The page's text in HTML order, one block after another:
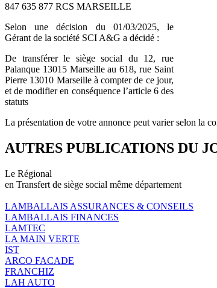
847 635 877 RCS MARSEILLE
Selon une décision du 01/03/2025, le
Gérant de la société SCI A&G a décidé :
De transférer le siège social du 12, rue
Palanque 13015 Marseille au 618, rue Saint
Pierre 13010 Marseille à compter de ce jour,
et de modifier en conséquence l’article 6 des
statuts
La présentation de votre annonce peut varier selon la
AUTRES PUBLICATIONS DU
Le Régional
en Transfert de siège social même département
LAMBALLAIS ASSURANCES & CONSEILS
LAMBALLAIS FINANCES
LAMTEC
LA MAIN VERTE
IST
ARCO FACADE
FRANCHIZ
LAH AUTO